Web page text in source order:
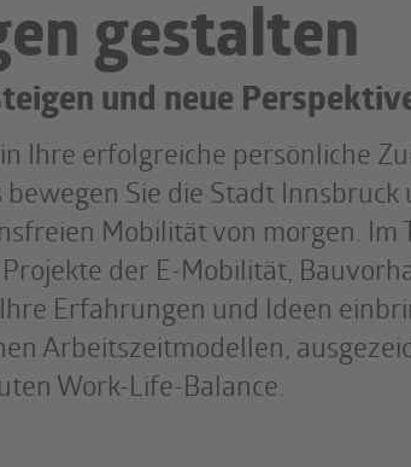
gestalten
und neue
Ihre erfolgreiche persönliche
bewegen Sie die Stadt
Mobilität von morgen. Im
der E-Mobilität,
Erfahrungen und Ideen
Arbeitszeitmodellen,
Work-Life-Balance.